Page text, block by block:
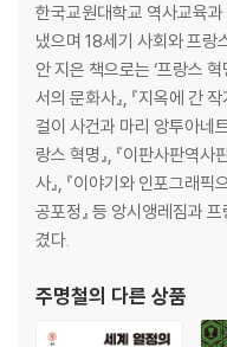
한국교원대학교 역사교육
냈으며 18세기 사회와 프랑
안 지은 책으로는 ‘프랑스
서의 문화사』, 『지옥에 간 작
걸이 사건과 마리 앙투아네트
랑스 혁명』, 『이판사판역사
사』, 『이야기와 인포그래픽
공포정』 등 앙시앵레짐과
겼다.
주명철의 다른 상품